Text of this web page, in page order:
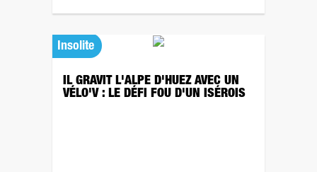
Insolite
IL GRAVIT L'ALPE D'HUEZ AVEC UN
VÉLO'V : LE DÉFI FOU D'UN ISÉROIS